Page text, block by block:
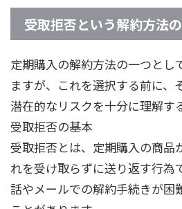
受取拒否という解約方法
定期購入の解約方法の一つとし
ますが、これを選択する前に、
潜在的なリスクを十分に理解す
受取拒否の基本
受取拒否とは、定期購入の商品
れを受け取らずに送り返す行為
話やメールでの解約手続きが困